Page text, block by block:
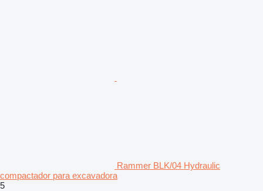
Rammer BLK/04 Hydraulic
compactador para excavadora
5